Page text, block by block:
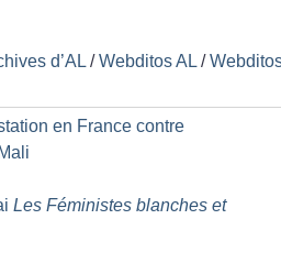
d’AL /Webditos AL /
en France contre
Les Féministes blanches et